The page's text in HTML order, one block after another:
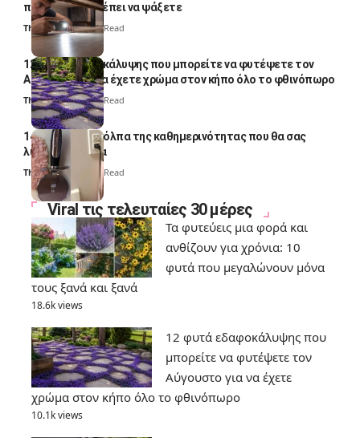
ποια σημεία πρέπει να ψάξετε
Thali Ombre4 Min Read
12 φυτά εδαφοκάλυψης που μπορείτε να φυτέψετε τον
Αύγουστο για να έχετε χρώμα στον κήπο όλο το φθινόπωρο
Thali Ombre7 Min Read
14 πανέξυπνα κόλπα της καθημερινότητας που θα σας
λύσουν τα χέρια
Thali Ombre 6 Min Read
Viral τις τελευταίες 30 μέρες
Τα φυτεύεις μια φορά και
ανθίζουν για χρόνια: 10
φυτά που μεγαλώνουν μόνα
τους ξανά και ξανά
18.6k views
12 φυτά εδαφοκάλυψης που
μπορείτε να φυτέψετε τον
Αύγουστο για να έχετε
χρώμα στον κήπο όλο το φθινόπωρο
10.1k views